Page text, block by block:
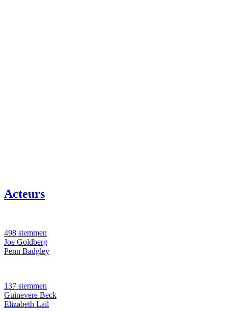
Acteurs
498 stemmen
Joe Goldberg
Penn Badgley
137 stemmen
Guinevere Beck
Elizabeth Lail